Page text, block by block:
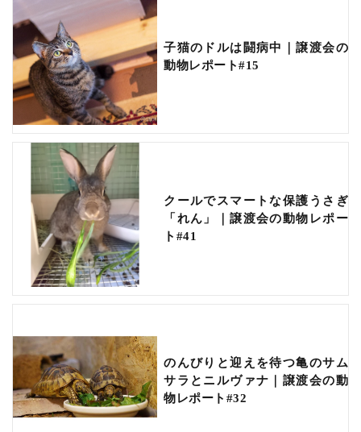
子猫のドルは闘病中｜譲渡会の
動物レポート#15
クールでスマートな保護うさぎ
「れん」｜譲渡会の動物レポー
ト#41
のんびりと迎えを待つ亀のサム
サラとニルヴァナ｜譲渡会の動
物レポート#32